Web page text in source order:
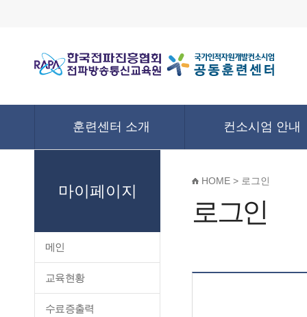
훈련센터 소개 컨소시엄 안내
마이페이지
메인
교육현황
수료증출력
HOME > 로그인
로그인